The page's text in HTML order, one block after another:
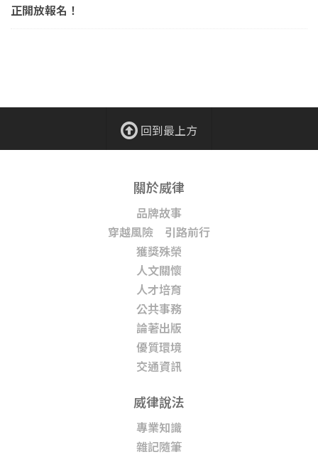
正開放報名！
回到最上方
關於威律
品牌故事
穿越風險 引路前行
獲獎殊榮
人文關懷
人才培育
公共事務
論著出版
優質環境
交通資訊
威律說法
專業知識
雜記隨筆